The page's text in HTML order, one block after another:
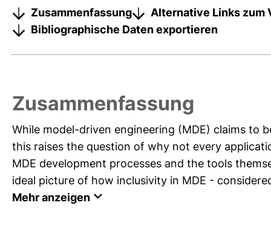
Zusammenfassung
Alternative Links zum
Bibliographische Daten exportieren
Zusammenfassung
While model-driven engineering (MDE) claims to
this raises the question of why not every
MDE development processes and the tools
ideal picture of how inclusivity in MDE -
Mehr anzeigen